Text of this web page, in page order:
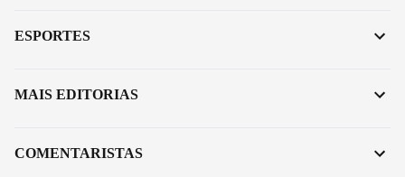
ESPORTES
MAIS EDITORIAS
COMENTARISTAS